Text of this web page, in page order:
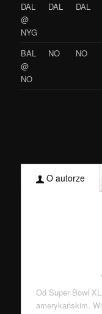
DAL
@
NYG
DAL DAL
BAL
@
NO
NO NO
O autorze
Od Super Bowl
amerykańskim.